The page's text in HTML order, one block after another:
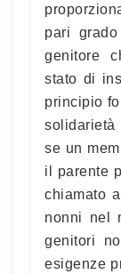
pari
genitore
stato di
principio
se un
il parente
chiamato
nonni nel
genitori
esigenze